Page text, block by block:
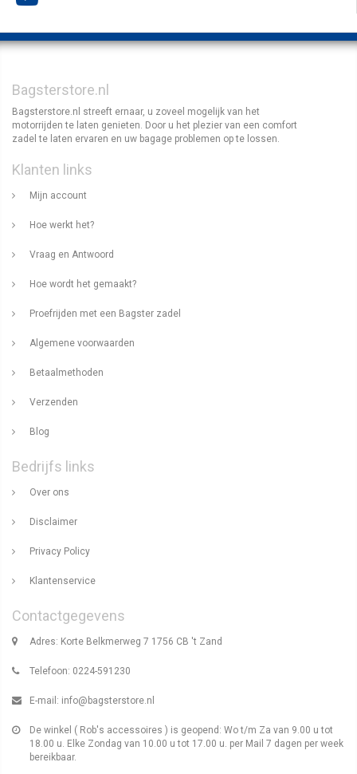
Bagsterstore.nl
Bagsterstore.nl streeft ernaar, u zoveel mogelijk van het
motorrijden te laten genieten. Door u het plezier van een comfort
zadel te laten ervaren en uw bagage problemen op te lossen.
Klanten links
Mijn account
Hoe werkt het?
Vraag en Antwoord
Hoe wordt het gemaakt?
Proefrijden met een Bagster zadel
Algemene voorwaarden
Betaalmethoden
Verzenden
Blog
Bedrijfs links
Over ons
Disclaimer
Privacy Policy
Klantenservice
Contactgegevens
Adres: Korte Belkmerweg 7 1756 CB 't Zand
Telefoon: 0224-591230
E-mail: info@bagsterstore.nl
De winkel ( Rob's accessoires ) is geopend: Wo t/m Za van 9.00 u tot
18.00 u. Elke Zondag van 10.00 u tot 17.00 u. per Mail 7 dagen per week
bereikbaar.